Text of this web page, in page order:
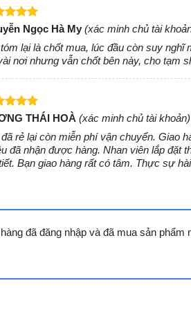
xếpNgọc Hà My (xác minh chủ tài
lại là chốt mua, lúc đầu còn suy nghĩ
nơi nhưng vẫn chốt bên này, cho tạm
xếpTHÁI HOÀ (xác minh chủ tài khoản)
rẻ lại còn miễn phí vận chuyển. Giao
đã nhận được hàng. Nhan viên lắp đặt
Bạn giao hàng rất có tâm. Thực sự
đã đăng nhập và đã mua sản phẩm